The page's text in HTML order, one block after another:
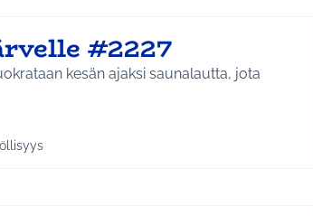
#2227
kesän ajaksi saunalautta, jota
kylät Hyvinvointi ja yhteisöllisyys